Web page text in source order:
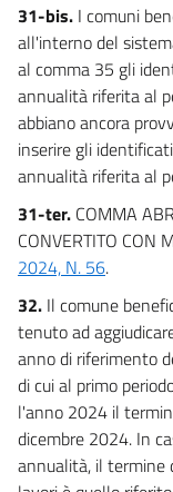
31-bis. I comuni
all'interno del
al comma 35 gli
annualità riferita al
abbiano ancora
inserire gli
annualità riferita al
31-ter. COMMA
CONVERTITO CON
2024, N. 56.
32. Il comune
tenuto ad
anno di riferimento
di cui al primo
l'anno 2024 il
dicembre 2024. In
annualità, il termine